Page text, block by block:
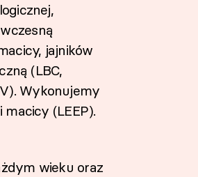
jajników
(LBC,
Wykonujemy
(LEEP).
wieku oraz